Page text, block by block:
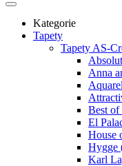
Kategorie
Tapety
Tapety AS-
Anna
Best of
El
House
Hygge
Karl